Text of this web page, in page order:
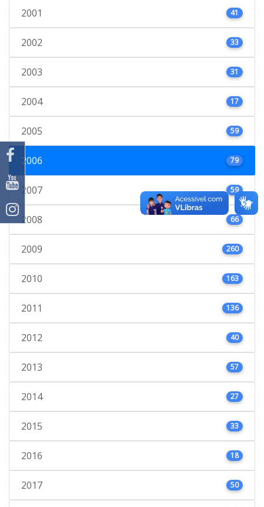
2001 41
2002 33
2003 31
2004 17
2005 59
2006 79
2007 59
2008 66
2009 260
2010 163
2011 136
2012 40
2013 57
2014 27
2015 33
2016 18
2017 50